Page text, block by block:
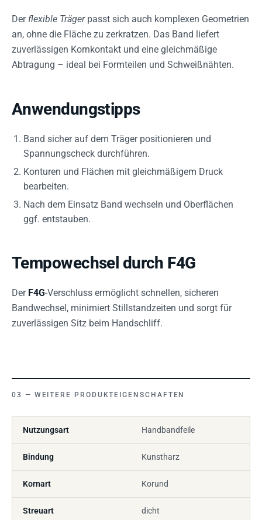
Der flexible Trägerpasst sich auch komplexen Geometrien
an, ohne die Fläche zu zerkratzen. Das Band liefert
zuverlässigen Kornkontakt und eine gleichmäßige
Abtragung – ideal bei Formteilen und Schweißnähten.
Anwendungstipps
Band sicher auf dem Träger positionieren und
Spannungscheck durchführen.
Konturen und Flächen mit gleichmäßigem Druck
bearbeiten.
Nach dem Einsatz Band wechseln und Oberflächen
ggf. entstauben.
Tempowechsel durch F4G
Der F4G-Verschluss ermöglicht schnellen, sicheren
Bandwechsel, minimiert Stillstandzeiten und sorgt für
zuverlässigen Sitz beim Handschliff.
WEITERE PRODUKTEIGENSCHAFTEN
Nutzungsart Handbandfeile
Bindung Kunstharz
Kornart Korund
Streuart dicht